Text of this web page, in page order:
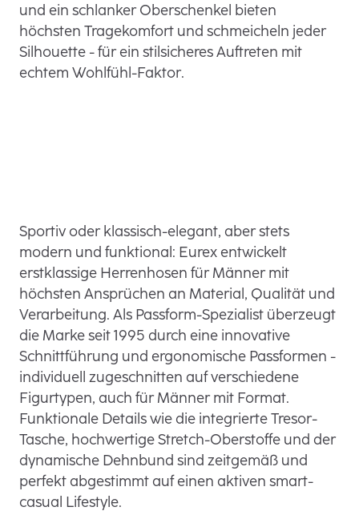
und ein schlanker Oberschenkel bieten
höchsten Tragekomfort und schmeicheln jeder
Silhouette - für ein stilsicheres Auftreten mit
echtem Wohlfühl-Faktor.
Sportiv oder klassisch-elegant, aber stets
modern und funktional: Eurex entwickelt
erstklassige Herrenhosen für Männer mit
höchsten Ansprüchen an Material, Qualität und
Verarbeitung. Als Passform-Spezialist überzeugt
die Marke seit 1995 durch eine innovative
Schnittführung und ergonomische Passformen -
individuell zugeschnitten auf verschiedene
Figurtypen, auch für Männer mit Format.
Funktionale Details wie die integrierte Tresor-
Tasche, hochwertige Stretch-Oberstoffe und der
dynamische Dehnbund sind zeitgemäß und
perfekt abgestimmt auf einen aktiven smart-
casual Lifestyle.